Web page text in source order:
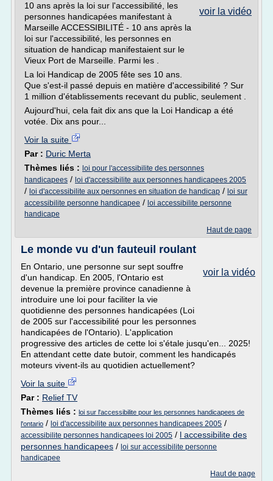
voir la vidéo
10 ans après la loi sur l'accessibilité, les
personnes handicapées manifestant à
Marseille ACCESSIBILITÉ - 10 ans après la
loi sur l'accessibilité, les personnes en
situation de handicap manifestaient sur le
Vieux Port de Marseille. Parmi les .
La loi Handicap de 2005 fête ses 10 ans.
Que s'est-il passé depuis en matière d'accessibilité ? Sur
1 million d'établissements recevant du public, seulement .
Aujourd'hui, cela fait dix ans que la Loi Handicap a été
votée. Dix ans pour...
Voir la suite
Par : Duric Merta
Thèmes liés : loi pour l'accessibilite des personnes
handicapees / loi d'accessibilite aux personnes handicapees 2005
/ loi d'accessibilite aux personnes en situation de handicap / loi sur
accessibilite personne handicapee / loi accessibilite personne
handicape
Haut de page
Le monde vu d'un fauteuil roulant
voir la vidéo
En Ontario, une personne sur sept souffre
d'un handicap. En 2005, l'Ontario est
devenue la première province canadienne à
introduire une loi pour faciliter la vie
quotidienne des personnes handicapées (Loi
de 2005 sur l'accessibilité pour les personnes
handicapées de l'Ontario). L'application
progressive des articles de cette loi s'étale jusqu'en... 2025!
En attendant cette date butoir, comment les handicapés
moteurs vivent-ils au quotidien actuellement?
Voir la suite
Par : Relief TV
Thèmes liés : loi sur l'accessibilite pour les personnes handicapees de
l'ontario / loi d'accessibilite aux personnes handicapees 2005 /
accessibilite personnes handicapees loi 2005 / l accessibilite des
personnes handicapees / loi sur accessibilite personne
handicapee
Haut de page